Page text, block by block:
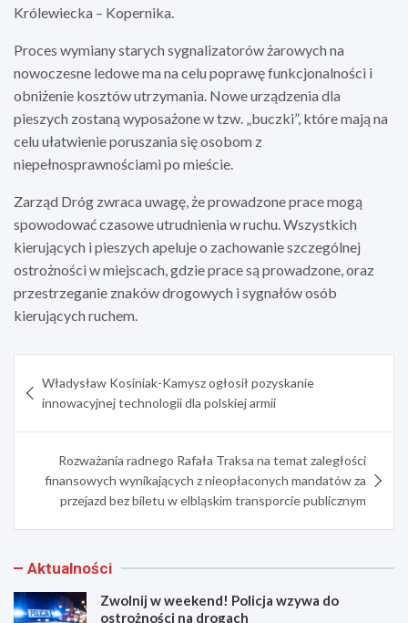
Królewiecka – Kopernika.
Proces wymiany starych sygnalizatorów żarowych na
nowoczesne ledowe ma na celu poprawę funkcjonalności i
obniżenie kosztów utrzymania. Nowe urządzenia dla
pieszych zostaną wyposażone w tzw. „buczki”, które mają na
celu ułatwienie poruszania się osobom z
niepełnosprawnościami po mieście.
Zarząd Dróg zwraca uwagę, że prowadzone prace mogą
spowodować czasowe utrudnienia w ruchu. Wszystkich
kierujących i pieszych apeluje o zachowanie szczególnej
ostrożności w miejscach, gdzie prace są prowadzone, oraz
przestrzeganie znaków drogowych i sygnałów osób
kierujących ruchem.
wpisu
Władysław Kosiniak-Kamysz ogłosił pozyskanie
innowacyjnej technologii dla polskiej armii
Rozważania radnego Rafała Traksa na temat zaległości
finansowych wynikających z nieopłaconych mandatów za
przejazd bez biletu w elbląskim transporcie publicznym
Aktualności
Zwolnij w weekend! Policja wzywa do
ostrożności na drogach